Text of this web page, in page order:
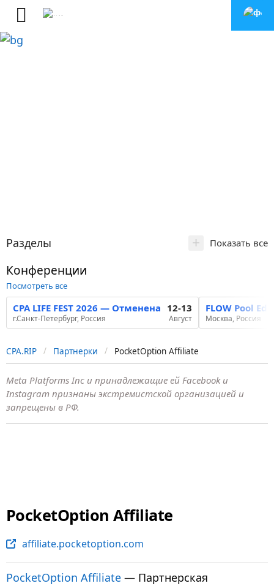
Разделы + Показать все
Конференции
Посмотреть все
CPA LIFE FEST 2026 — Отменена
г.Санкт-Петербург, Россия
12-13
Август
FLOW Pool
Москва, Россия
CPA.RIP Партнерки PocketOption Affiliate
Meta Platforms Inc и принадлежащие ей Facebook и
Instagram признаны экстремистской организацией и
запрещены в РФ.
PocketOption Affiliate
affiliate.pocketoption.com
PocketOption Affiliate — Партнерская